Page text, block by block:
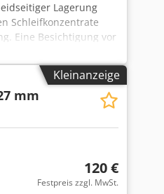
Lagerung
Schleifkonzentrate
Eine Besichtigung vor
Kleinanzeige
mm
120 €
Festpreis zzgl. MwSt.